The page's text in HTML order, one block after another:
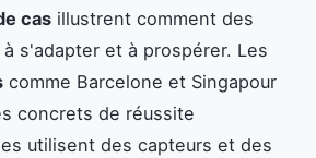
cas illustrent comment des
s'adapter et à prospérer. Les
comme Barcelone et Singapour
concrets de réussite
utilisent des capteurs et des